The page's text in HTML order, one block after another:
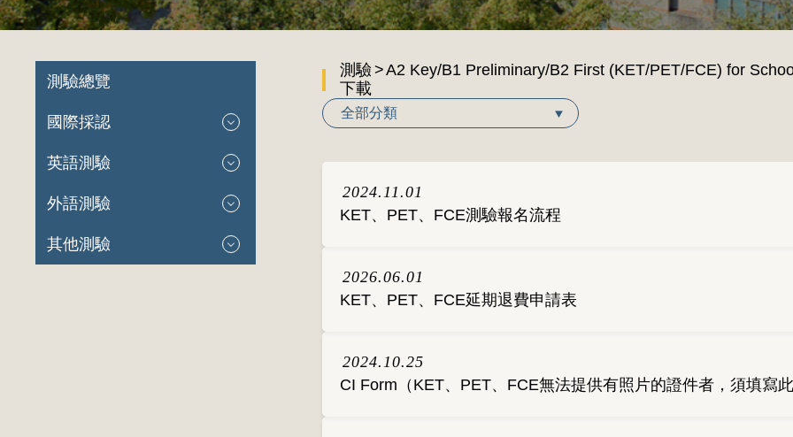
測驗總覽
國際採認
英語測驗
外語測驗
其他測驗
測驗
A2 Key/B1 Preliminary/B2 First (KET/PET/FCE) for
下載
全部分類
2024.11.01
KET、PET、FCE測驗報名流程
2026.06.01
KET、PET、FCE延期退費申請表
2024.10.25
CI Form（KET、PET、FCE無法提供有照片的證件者，須填寫